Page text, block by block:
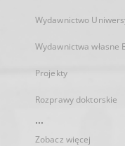
Wydawnictwo
Wydawnictwa
Projekty
Rozprawy doktorskie
...
Zobacz więcej